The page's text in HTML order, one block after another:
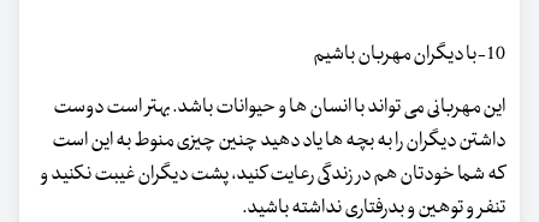
10-با دیگران مهربان باشیم
این مهربانی می تواند با انسان ها و حیوانات باشد. بهتر است دوست
داشتن دیگران را به بچه ها یاد دهید چنین چیزی منوط به این است
که شما خودتان هم در زندگی رعایت کنید، پشت دیگران غیبت نکنید و
تنفر و توهین و بدرفتاری نداشته باشید.